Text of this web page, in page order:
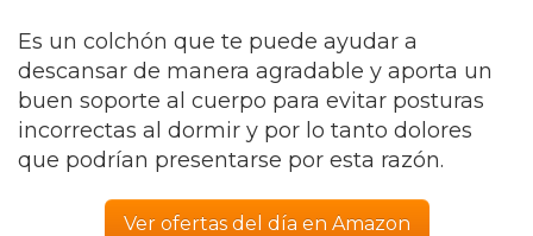
Es un colchón que te puede ayudar a
descansar de manera agradable y aporta un
buen soporte al cuerpo para evitar posturas
incorrectas al dormir y por lo tanto dolores
que podrían presentarse por esta razón.
Ver ofertas del día en Amazon